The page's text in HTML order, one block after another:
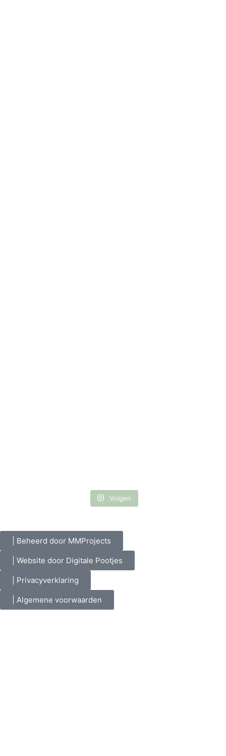
Volgen
| Beheerd door MMProjects
| Website door Digitale Pootjes
| Privacyverklaring
| Algemene voorwaarden